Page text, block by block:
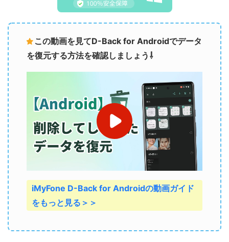
この動画を見てD-Back for Androidでデータ
を復元する方法を確認しましょう⇩
iMyFone D-Back for Androidの動画ガイド
をもっと見る＞＞